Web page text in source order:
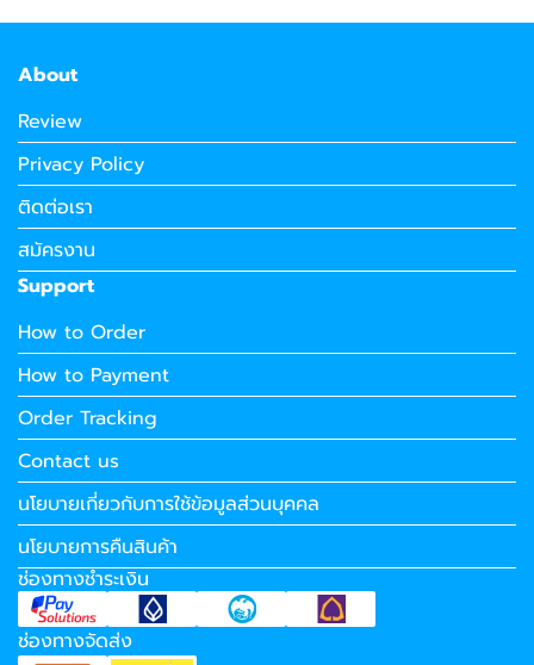
About
Review
Privacy Policy
ติดต่อเรา
สมัครงาน
Support
How to Order
How to Payment
Order Tracking
Contact us
นโยบายเกี่ยวกับการใช้ข้อมูลส่วนบุคคล
นโยบายการคืนสินค้า
ช่องทางชำระเงิน
ช่องทางจัดส่ง